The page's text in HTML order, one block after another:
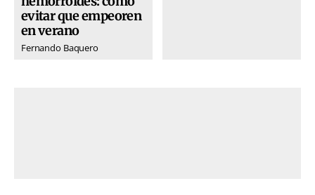
evitar que empeoren
en verano
Fernando Baquero